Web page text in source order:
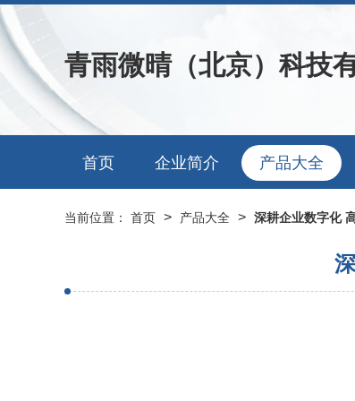
青雨微晴（北京）科技
首页 企业简介 产品大全
当前位置： 首页 > 产品大全 > 深耕企业数字化